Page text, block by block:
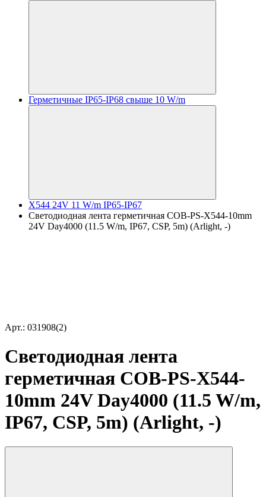
Герметичные IP65-IP68 свыше 10 W/m
X544 24V 11 W/m IP65-IP67
Светодиодная лента герметичная COB-PS-X544-10mm
24V Day4000 (11.5 W/m, IP67, CSP, 5m) (Arlight, -)
Арт.: 031908(2)
Светодиодная лента
герметичная COB-PS-X544-
10mm 24V Day4000 (11.5 W/m,
IP67, CSP, 5m) (Arlight, -)